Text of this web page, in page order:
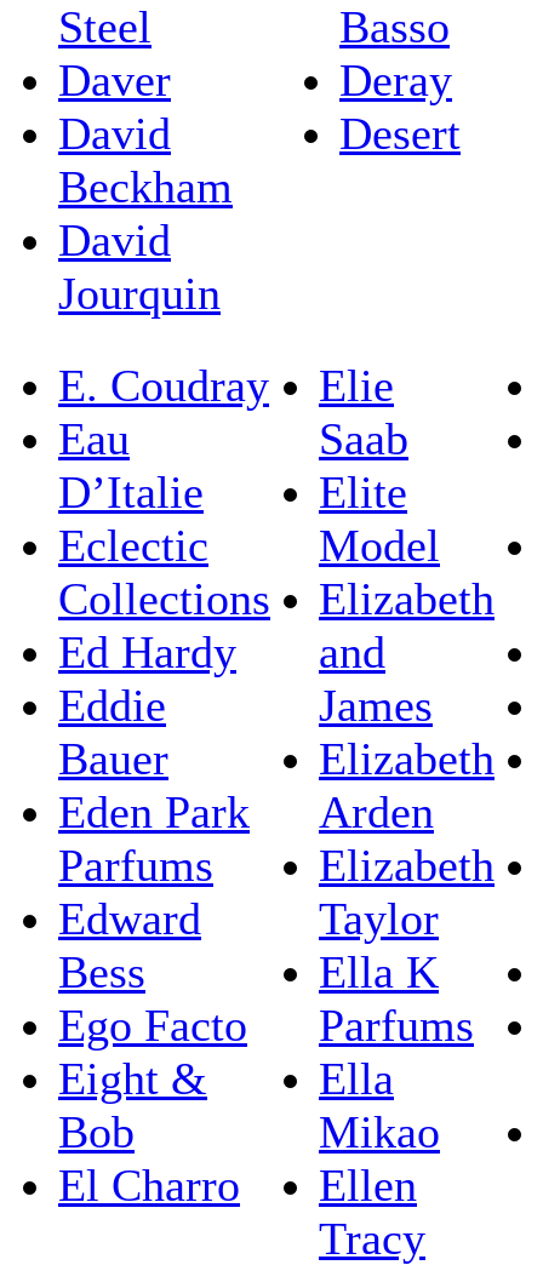
Steel
Daver
David
Beckham
David
Jourquin
Basso
Deray
Desert
E. Coudray
Eau
D’Italie
Eclectic
Collections
Ed Hardy
Eddie
Bauer
Eden Park
Parfums
Edward
Bess
Ego Facto
Eight &
Bob
El Charro
Elie
Saab
Elite
Model
Elizabeth
and
James
Elizabeth
Arden
Elizabeth
Taylor
Ella K
Parfums
Ella
Mikao
Ellen
Tracy